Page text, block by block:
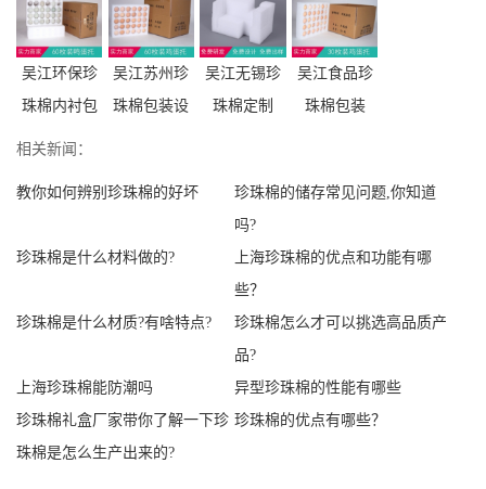
吴江环保珍
珠棉内衬包
吴江苏州珍
珠棉包装设
吴江无锡珍
珠棉定制
吴江食品珍
珠棉包装
相关新闻：
教你如何辨别珍珠棉的好坏
珍珠棉的储存常见问题,你知道
吗?
珍珠棉是什么材料做的?
上海珍珠棉的优点和功能有哪
些？
珍珠棉是什么材质?有啥特点?
珍珠棉怎么才可以挑选高品质产
品?
上海珍珠棉能防潮吗
异型珍珠棉的性能有哪些
珍珠棉礼盒厂家带你了解一下珍
珠棉是怎么生产出来的?
珍珠棉的优点有哪些？